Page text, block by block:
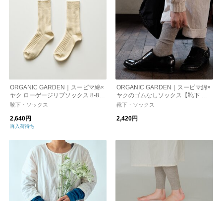
ORGANIC GARDEN｜スーピマ綿×
ヤク ローゲージリブソックス 8-82
92-ms 靴下 オーガニックガーデン
靴下・ソックス
2,640円
再入荷待ち
ORGANIC GARDEN｜スーピマ綿×
ヤクのゴムなしソックス【靴下 ソ
ックス】
靴下・ソックス
2,420円